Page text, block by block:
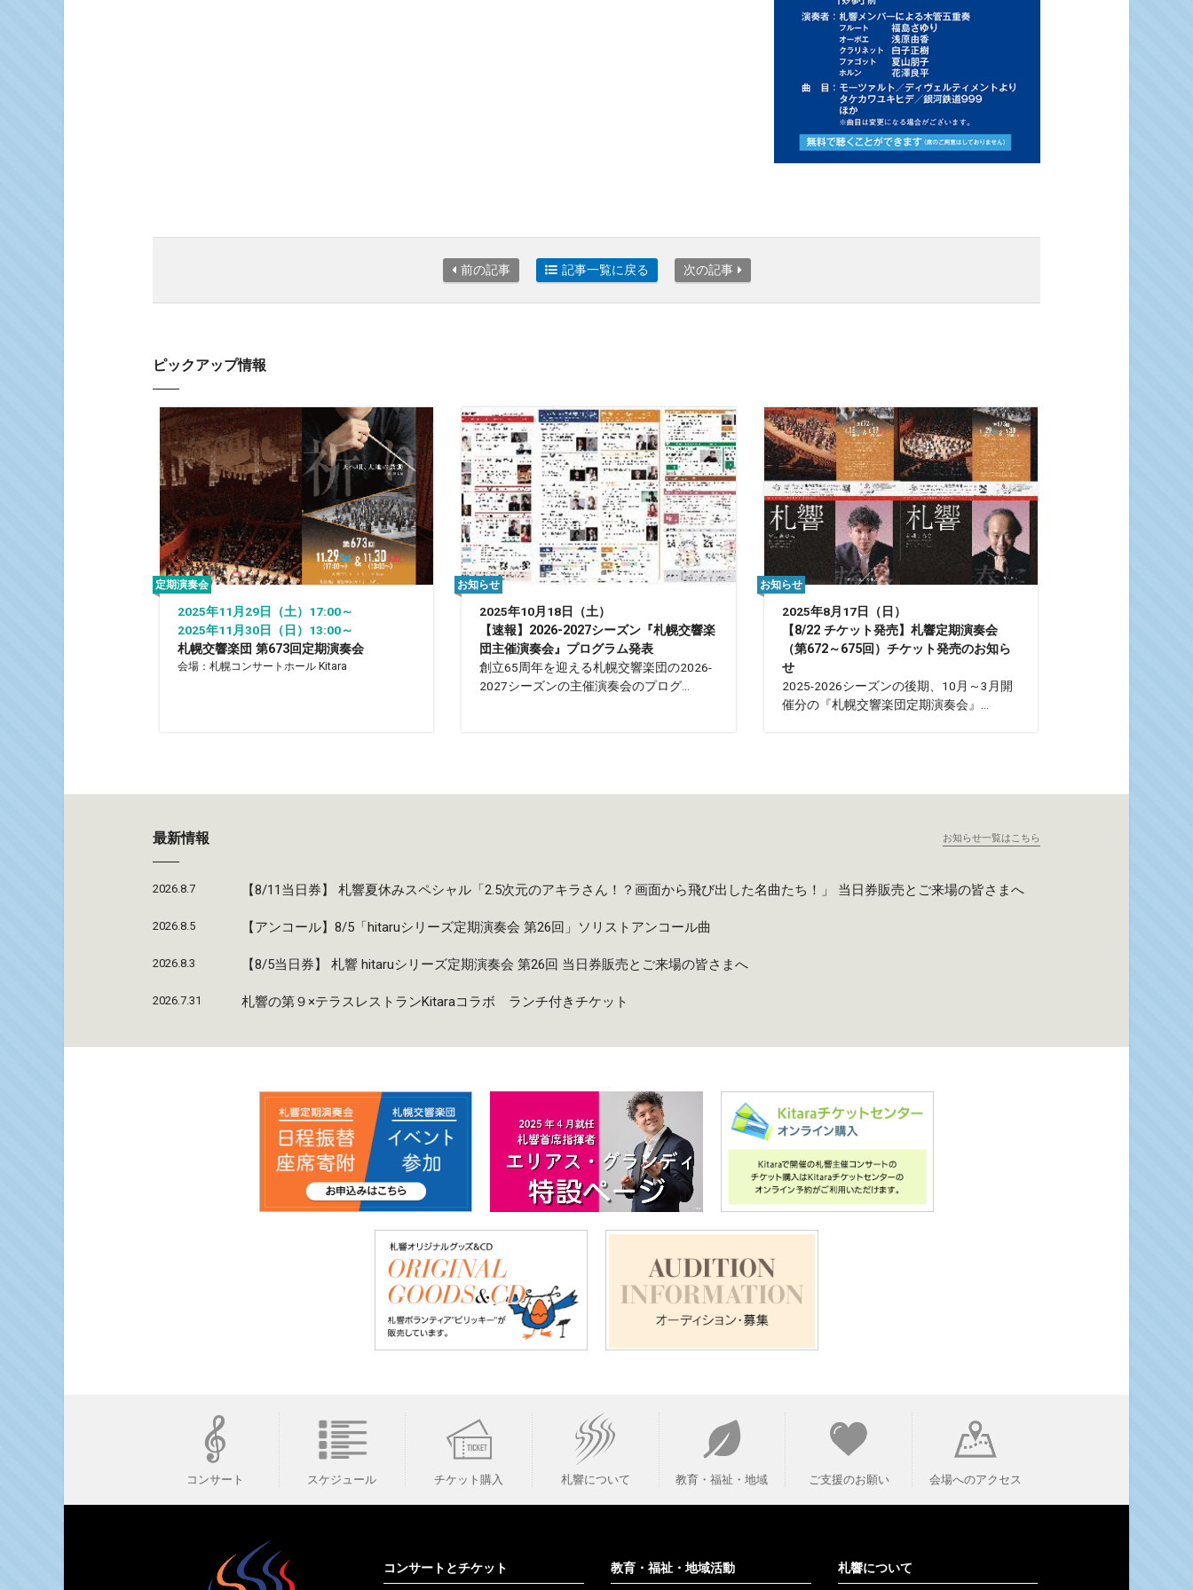
前の記事 記事一覧に戻る 次の記事
ピックアップ情報
2025年11月29日（土）17:00～
2025年11月30日（日）13:00～
札幌交響楽団 第673回定期演奏会
会場：札幌コンサートホール Kitara
定期演奏会
2025年10月18日（土）
【速報】2026-2027シーズン『札幌交響楽
団主催演奏会』プログラム発表
お知らせ
創立65周年を迎える札幌交響楽団の2026-
2027シーズンの主催演奏会のプログ...
2025年8月17日（日）
【8/22 チケット発売】札響定期演奏会
（第672～675回）チケット発売のお知ら
せ
お知らせ
2025-2026シーズンの後期、10月～3月開
催分の『札幌交響楽団定期演奏会』...
最新情報 お知らせ一覧はこちら
2026.8.7 【8/11当日券】 札響夏休みスペシャル「2.5次元のアキラさん！？画面から飛び出した名曲たち！」 当日券販売とご来場の皆さまへ
2026.8.5 【アンコール】8/5「hitaruシリーズ定期演奏会 第26回」ソリストアンコール曲
2026.8.3 【8/5当日券】 札響 hitaruシリーズ定期演奏会 第26回 当日券販売とご来場の皆さまへ
2026.7.31 札響の第９×テラスレストランKitaraコラボ ランチ付きチケット
コンサート スケジュール チケット購入 札響について 教育・福祉・地域 ご支援のお願い 会場へのアクセス
コンサートとチケット 教育・福祉・地域活動 札響について